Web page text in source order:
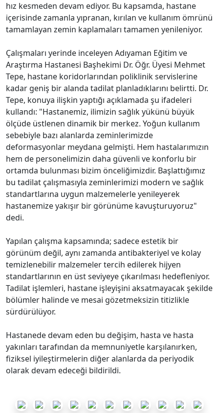
hız kesmeden devam ediyor. Bu kapsamda, hastane
içerisinde zamanla yıpranan, kırılan ve kullanım ömrünü
tamamlayan zemin kaplamaları tamamen yenileniyor.
Çalışmaları yerinde inceleyen Adıyaman Eğitim ve
Araştırma Hastanesi Başhekimi Dr. Öğr. Üyesi Mehmet
Tepe, hastane koridorlarından poliklinik servislerine
kadar geniş bir alanda tadilat planladıklarını belirtti. Dr.
Tepe, konuya ilişkin yaptığı açıklamada şu ifadeleri
kullandı: "Hastanemiz, ilimizin sağlık yükünü büyük
ölçüde üstlenen dinamik bir merkez. Yoğun kullanım
sebebiyle bazı alanlarda zeminlerimizde
deformasyonlar meydana gelmişti. Hem hastalarımızın
hem de personelimizin daha güvenli ve konforlu bir
ortamda bulunması bizim önceliğimizdir. Başlattığımız
bu tadilat çalışmasıyla zeminlerimizi modern ve sağlık
standartlarına uygun malzemelerle yenileyerek
hastanemize yakışır bir görünüme kavuşturuyoruz"
dedi.
Yapılan çalışma kapsamında; sadece estetik bir
görünüm değil, aynı zamanda antibakteriyel ve kolay
temizlenebilir malzemeler tercih edilerek hijyen
standartlarının en üst seviyeye çıkarılması hedefleniyor.
Tadilat işlemleri, hastane işleyişini aksatmayacak şekilde
bölümler halinde ve mesai gözetmeksizin titizlikle
sürdürülüyor.
Hastanede devam eden bu değişim, hasta ve hasta
yakınları tarafından da memnuniyetle karşılanırken,
fiziksel iyileştirmelerin diğer alanlarda da periyodik
olarak devam edeceği bildirildi.